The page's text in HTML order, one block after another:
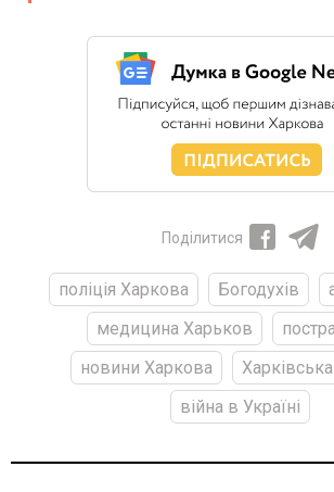
Поділитися
поліція Харкова Богодухів
медицина Харьков
новини Харкова
війна в Україні